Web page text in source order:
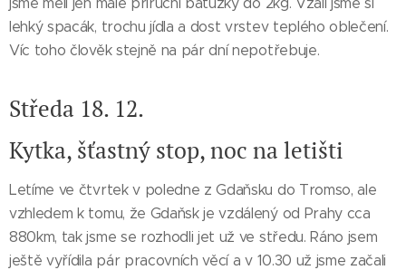
lehký spacák, trochu jídla a dost vrstev teplého oblečení.
Víc toho člověk stejně na pár dní nepotřebuje.
Středa 18. 12.
Kytka, šťastný stop, noc na letišti
Letíme ve čtvrtek v poledne z Gdaňsku do Tromso, ale
vzhledem k tomu, že Gdaňsk je vzdálený od Prahy cca
880km, tak jsme se rozhodli jet už ve středu. Ráno jsem
ještě vyřídila pár pracovních věcí a v 10.30 už jsme začali